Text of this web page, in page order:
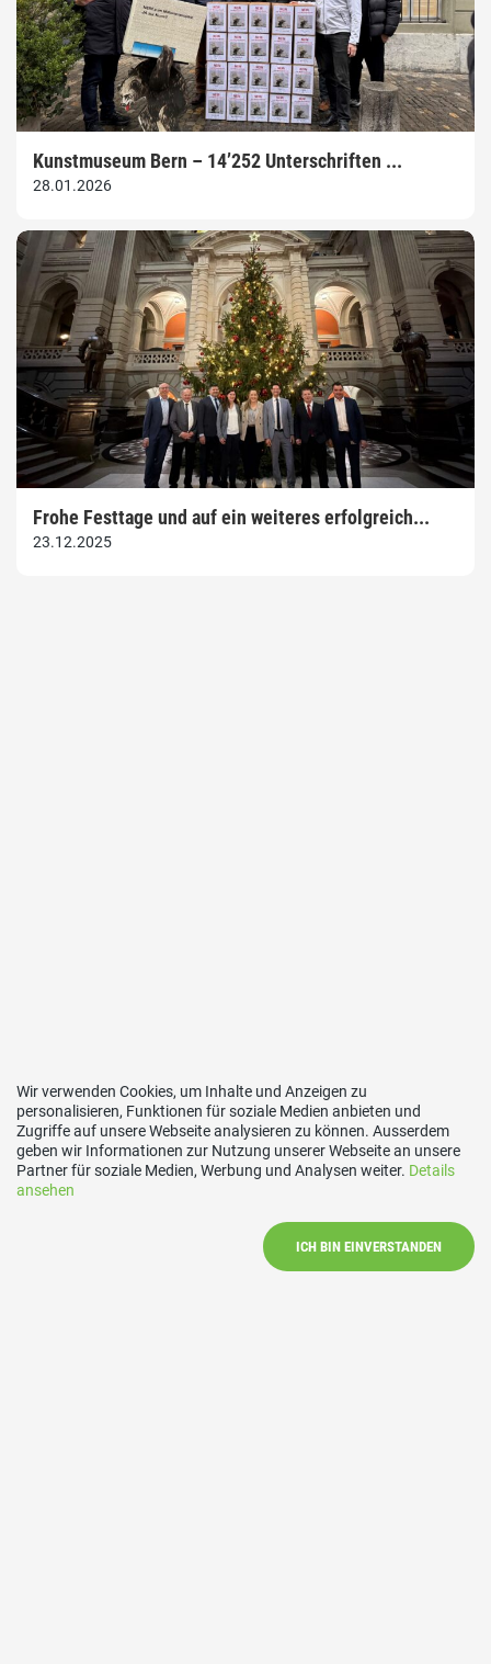
Kunstmuseum Bern – 14’252 Unterschriften ...
28.01.2026
Frohe Festtage und auf ein weiteres erfolgreich...
23.12.2025
Wir verwenden Cookies, um Inhalte und Anzeigen zu
personalisieren, Funktionen für soziale Medien anbieten und
Zugriffe auf unsere Webseite analysieren zu können. Ausserdem
geben wir Informationen zur Nutzung unserer Webseite an unsere
Partner für soziale Medien, Werbung und Analysen weiter. Details
ansehen
ICH BIN EINVERSTANDEN